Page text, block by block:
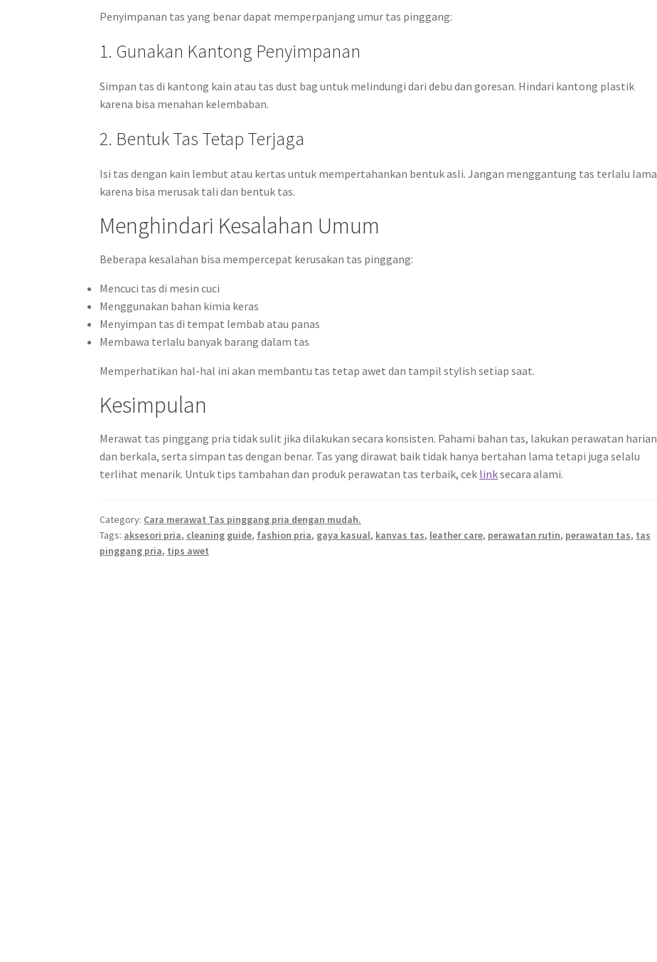
Penyimpanan tas yang benar dapat memperpanjang umur tas pinggang:
1. Gunakan Kantong Penyimpanan
Simpan tas di kantong kain atau tas dust bag untuk melindungi dari debu dan goresan. Hindari kantong plastik
karena bisa menahan kelembaban.
2. Bentuk Tas Tetap Terjaga
Isi tas dengan kain lembut atau kertas untuk mempertahankan bentuk asli. Jangan menggantung tas terlalu lama
karena bisa merusak tali dan bentuk tas.
Menghindari Kesalahan Umum
Beberapa kesalahan bisa mempercepat kerusakan tas pinggang:
Mencuci tas di mesin cuci
Menggunakan bahan kimia keras
Menyimpan tas di tempat lembab atau panas
Membawa terlalu banyak barang dalam tas
Memperhatikan hal-hal ini akan membantu tas tetap awet dan tampil stylish setiap saat.
Kesimpulan
Merawat tas pinggang pria tidak sulit jika dilakukan secara konsisten. Pahami bahan tas, lakukan perawatan harian
dan berkala, serta simpan tas dengan benar. Tas yang dirawat baik tidak hanya bertahan lama tetapi juga selalu
terlihat menarik. Untuk tips tambahan dan produk perawatan tas terbaik, cek linksecara alami.
Category: Cara merawat Tas pinggang pria dengan mudah.
Tags: aksesori pria, cleaning guide, fashion pria, gaya kasual, kanvas tas, leather care, perawatan rutin, perawatan tas, tas
pinggang pria, tips awet